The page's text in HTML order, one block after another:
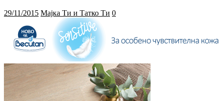
29/11/2015 Мајка Ти и Татко Ти 0